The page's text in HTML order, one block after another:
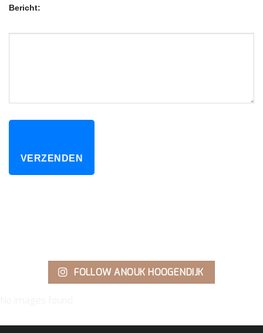
Bericht:
VERZENDEN
FOLLOW ANOUK HOOGENDIJK